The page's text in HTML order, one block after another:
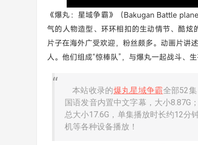
《爆丸：星域争霸》（Bakugan Battle
气的人物造型、环环相扣的生动情节、酷炫
片子在海外广受欢迎，粉丝颇多。动画片讲
人。他们组成“惊棒队”，与爆丸一起战斗、
本站收录的爆丸星域争霸全部52
国语发音内置中文字幕，大小8.87G
总大小17.6G，单集播放时长约12分
机等各种设备播放！